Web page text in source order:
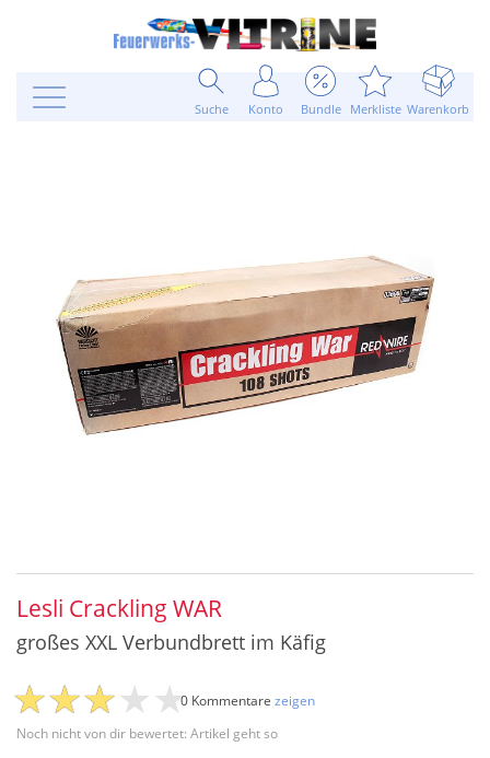
Suche Konto Bundle Merkliste Warenkorb
Lesli Crackling WAR
großes XXL Verbundbrett im Käfig
Noch nicht von dir bewertet: Artikel geht so
0 Kommentare zeigen